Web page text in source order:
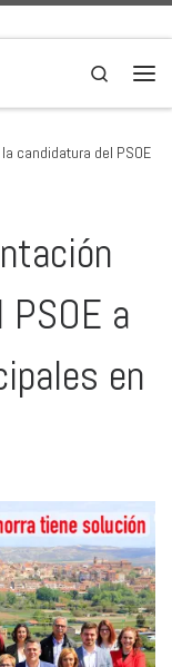
Search
candidatura del PSOE
a
en